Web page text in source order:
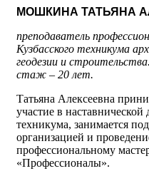
МОШКИНА ТАТЬЯНА
преподаватель
Кузбасского техникума
геодезии и
стаж – 20 лет.
Татьяна Алексеевна
участие в наставнической
техникума, занимается
организацией и
профессиональному
«Профессионалы».